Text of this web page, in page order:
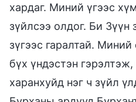
хардаг. Миний үгээс
зүйлсээ олдог. Би Зүүн
зүгээс гаралтай.
бүх үндэстэн гэрэлтэж,
харанхуйд нэг ч зүйл